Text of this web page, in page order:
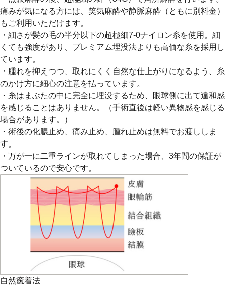
痛みが気になる方には、笑気麻酔や静脈麻酔（ともに別料金）
もご利用いただけます。
・細さが髪の毛の半分以下の超極細7-0ナイロン糸を使用。細
くても強度があり、プレミアム埋没法よりも高価な糸を採用し
ています。
・腫れを抑えつつ、取れにくく自然な仕上がりになるよう、糸
のかけ方に細心の注意を払っています。
・糸はまぶたの中に完全に埋没するため、眼球側に出て違和感
を感じることはありません。（手術直後は軽い異物感を感じる
場合があります。）
・術後の化膿止め、痛み止め、腫れ止めは無料でお渡ししま
す。
・万が一に二重ラインが取れてしまった場合、3年間の保証が
ついているので安心です。
自然癒着法